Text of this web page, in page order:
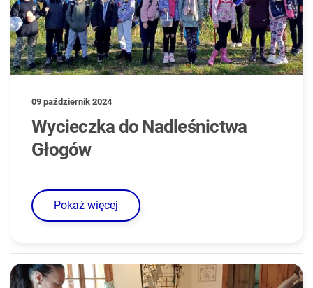
09 październik 2024
Wycieczka do Nadleśnictwa
Głogów
Pokaż więcej